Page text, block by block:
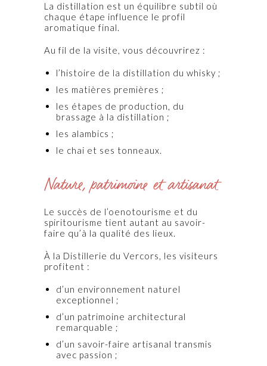
La distillation est un équilibre subtil où
chaque étape influence le profil
aromatique final.
Au fil de la visite, vous découvrirez :
l’histoire de la distillation du whisky ;
les matières premières ;
les étapes de production, du
brassage à la distillation ;
les alambics ;
le chai et ses tonneaux.
Nature, patrimoine et artisanat
Le succès de l’oenotourisme et du
spiritourisme tient autant au savoir-
faire qu’à la qualité des lieux.
À la Distillerie du Vercors, les visiteurs
profitent :
d’un environnement naturel
exceptionnel ;
d’un patrimoine architectural
remarquable ;
d’un savoir-faire artisanal transmis
avec passion ;